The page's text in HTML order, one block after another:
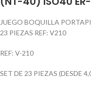
JUEGO BOQUILLA
23 PIEZAS REF: V210
REF: V-210
SET DE 23 PIEZAS (DESDE